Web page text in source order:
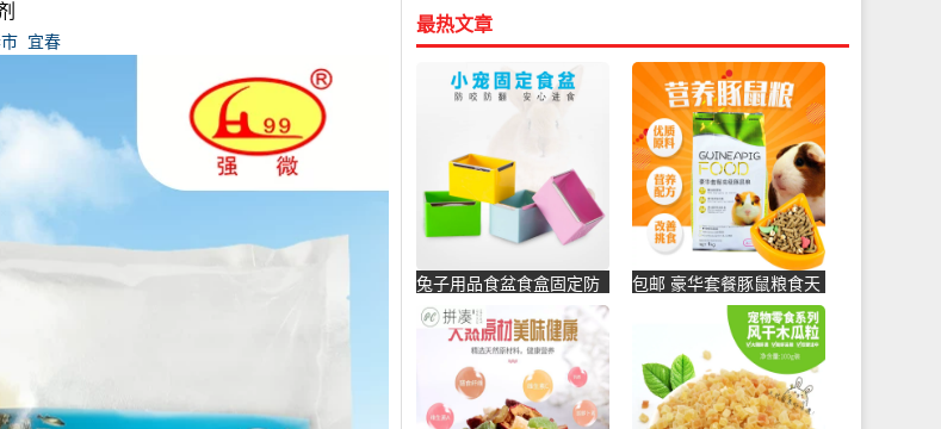
宜春
最热文章
兔子用品食盆食盒固定防
扒兔食槽饲料碗料槽龙猫
豚鼠荷-猪饲料(咪贝萌旗
舰店仅售12.8元)
包邮 豪华套餐豚鼠粮食天
竺鼠荷兰猪食物主粮饲料
主食-猪饲料(真宠宠物用
品专营店仅售18.8元)